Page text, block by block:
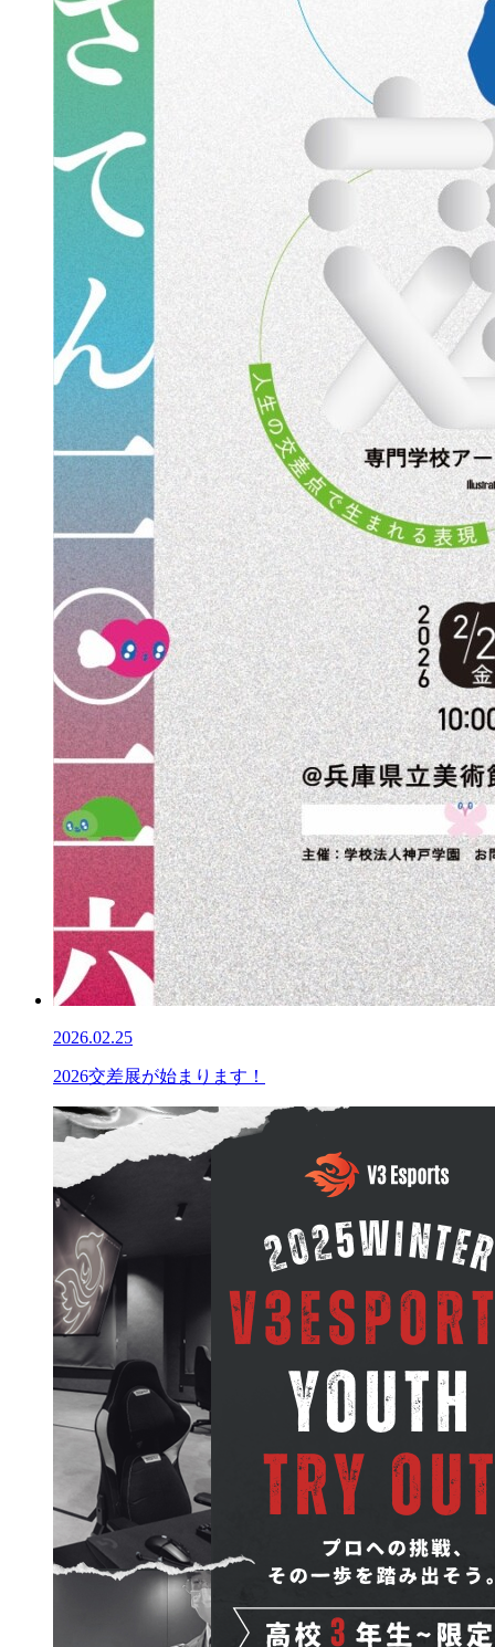
2026.02.25
2026交差展が始まります！